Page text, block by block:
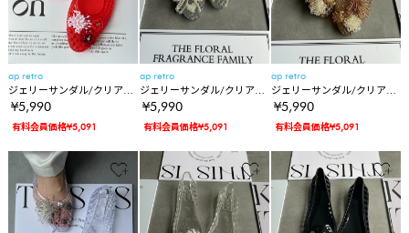
ap retro
ジェリーサンダル/クリアメ
ッシュサンダル/パーツドッ
¥5,990
有料会員価格¥5,091
ap retro
ジェリーサンダル/クリアメ
ッシュサンダル/パーツドッ
¥5,990
有料会員価格¥5,091
ap retro
ジェリーサンダル/クリアメ
ッシュサンダル/パーツドッ
¥5,990
有料会員価格¥5,091